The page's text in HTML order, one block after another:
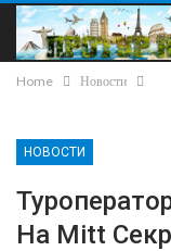
Home Новости
НОВОСТИ
На Mitt